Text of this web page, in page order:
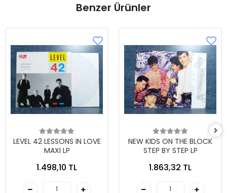
Benzer Ürünler
LEVEL 42 LESSONS IN LOVE
MAXI LP
1.498,10 TL
NEW KIDS ON THE BLOCK
STEP BY STEP LP
1.863,32 TL